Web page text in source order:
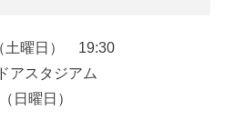
土曜日） 19:30
アスタジアム
日曜日）